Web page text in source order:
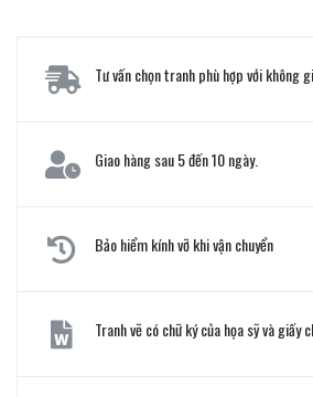
Tư vấn chọn tranh phù hợp với không
Giao hàng sau 5 đến 10 ngày.
Bảo hiểm kính vỡ khi vận chuyển
Tranh vẽ có chữ ký của họa sỹ và giấy